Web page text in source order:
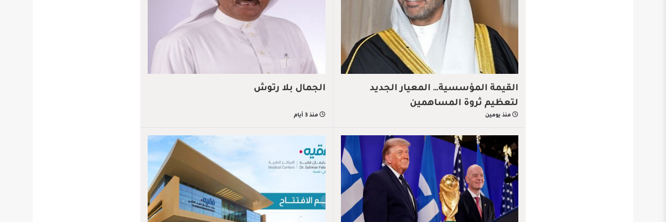
القيمة المؤسسية… المعيار الجديد
لتعظيم ثروة المساهمين
منذ يومين
الجمال بلا رتوش
منذ 3 أيام